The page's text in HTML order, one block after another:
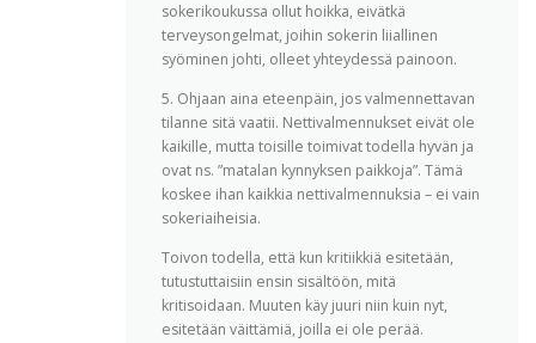
sokerikoukussa ollut hoikka, eivätkä
terveysongelmat, joihin sokerin liiallinen
syöminen johti, olleet yhteydessä painoon.
5. Ohjaan aina eteenpäin, jos valmennettavan
tilanne sitä vaatii. Nettivalmennukset eivät ole
kaikille, mutta toisille toimivat todella hyvän ja
ovat ns. ”matalan kynnyksen paikkoja”. Tämä
koskee ihan kaikkia nettivalmennuksia – ei vain
sokeriaiheisia.
Toivon todella, että kun kritiikkiä esitetään,
tutustuttaisiin ensin sisältöön, mitä
kritisoidaan. Muuten käy juuri niin kuin nyt,
esitetään väittämiä, joilla ei ole perää.